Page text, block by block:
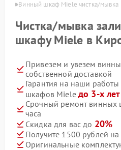
Винный шкаф Miele чистка/мывка
Чистка/мывка
шкафу Miele в
Привезем и увезем
собственной доставкой
Гарантия на наши
шкафов Miele до 3-х лет
Срочный ремонт винных
часа
Скидка для вас до 20%
Получите 1500 рублей
Оригинальные